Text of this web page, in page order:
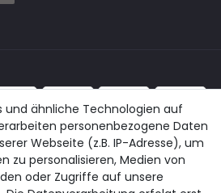
und ähnliche Technologien auf
personenbezogene Daten
Webseite (z.B. IP-Adresse), um
zu personalisieren, Medien von
oder Zugriffe auf unsere